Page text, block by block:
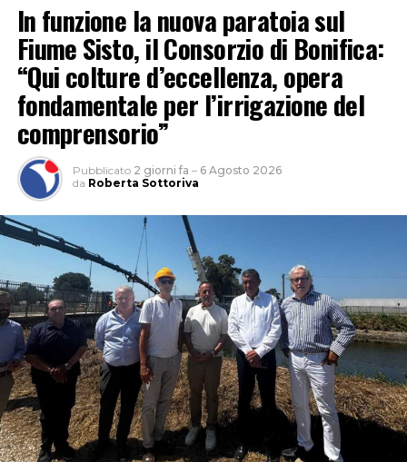
In funzione la nuova paratoia sul
Fiume Sisto, il Consorzio di Bonifica:
“Qui colture d’eccellenza, opera
fondamentale per l’irrigazione del
comprensorio”
Pubblicato 2 giorni fa – 6 Agosto 2026
da Roberta Sottoriva